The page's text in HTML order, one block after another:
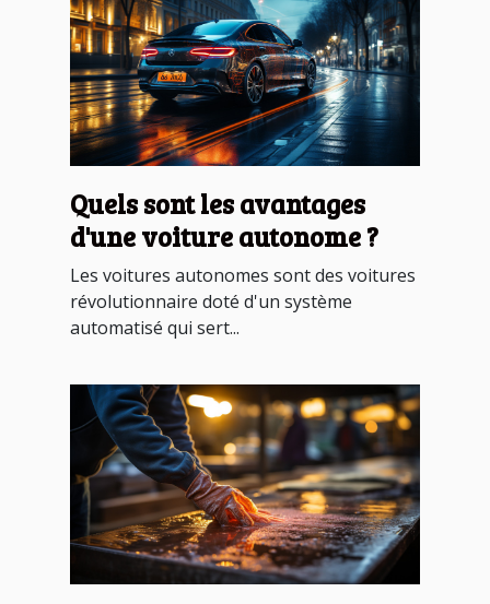
Quels sont les avantages
d'une voiture autonome ?
Les voitures autonomes sont des voitures
révolutionnaire doté d'un système
automatisé qui sert...